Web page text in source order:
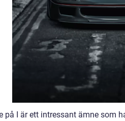
på I är ett intressant ämne som